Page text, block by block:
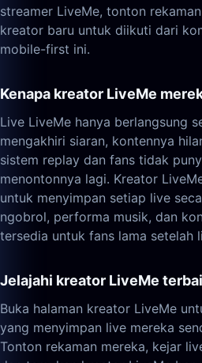
streamer LiveMe, tonton
kreator baru untuk diikuti dari
mobile-first ini.
Kenapa kreator LiveMe
Live LiveMe hanya berlangsung
mengakhiri siaran, kontennya
sistem replay dan fans tidak
menontonnya lagi. Kreator
untuk menyimpan setiap live
ngobrol, performa musik, dan
tersedia untuk fans lama setelah
Jelajahi kreator LiveMe
Buka halaman kreator LiveMe
yang menyimpan live mereka
Tonton rekaman mereka, kejar